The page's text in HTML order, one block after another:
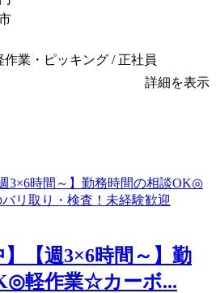
作業・ピッキング / 正社員
詳細を表示
】【週3×6時間～】勤
軽作業☆カーボ...